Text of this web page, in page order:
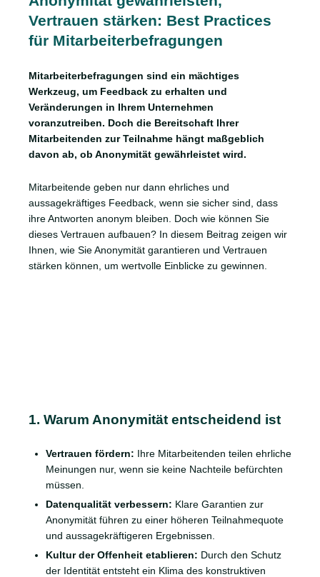
Vertrauen stärken: Best Practices
für Mitarbeiterbefragungen
Mitarbeiterbefragungen sind ein mächtiges
Werkzeug, um Feedback zu erhalten und
Veränderungen in Ihrem Unternehmen
voranzutreiben. Doch die Bereitschaft Ihrer
Mitarbeitenden zur Teilnahme hängt maßgeblich
davon ab, ob Anonymität gewährleistet wird.
Mitarbeitende geben nur dann ehrliches und
aussagekräftiges Feedback, wenn sie sicher sind, dass
ihre Antworten anonym bleiben. Doch wie können Sie
dieses Vertrauen aufbauen? In diesem Beitrag zeigen wir
Ihnen, wie Sie Anonymität garantieren und Vertrauen
stärken können, um wertvolle Einblicke zu gewinnen.
1. Warum Anonymität entscheidend ist
Vertrauen fördern: Ihre Mitarbeitenden teilen ehrliche
Meinungen nur, wenn sie keine Nachteile befürchten
müssen.
Datenqualität verbessern: Klare Garantien zur
Anonymität führen zu einer höheren Teilnahmequote
und aussagekräftigeren Ergebnissen.
Kultur der Offenheit etablieren: Durch den Schutz
der Identität entsteht ein Klima des konstruktiven